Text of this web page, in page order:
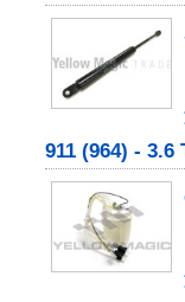
911 (964) - 3.6